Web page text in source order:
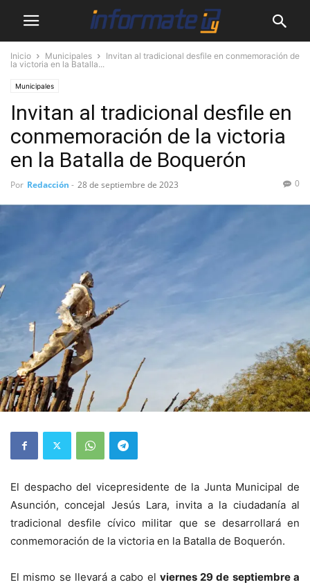
Inicio Municipales
Invitan al tradicional desfile en conmemoración de
la victoria en la Batalla...
Municipales
Invitan al tradicional desfile en
conmemoración de la victoria
en la Batalla de Boquerón
Por Redacción - 28 de septiembre de 2023 0
El despacho del vicepresidente de la Junta Municipal de
Asunción, concejal Jesús Lara, invita a la ciudadanía al
tradicional desfile cívico militar que se desarrollará en
conmemoración de la victoria en la Batalla de Boquerón.
El mismo se llevará a cabo el viernes 29 de septiembre a